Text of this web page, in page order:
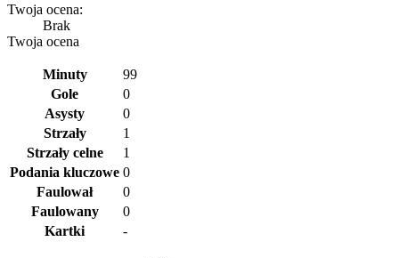
Twoja ocena:
Brak
Twoja ocena
Minuty
99
Gole
0
Asysty
0
Strzały
1
Strzały celne
1
Podania kluczowe 0
Faulował
0
Faulowany
0
Kartki
-